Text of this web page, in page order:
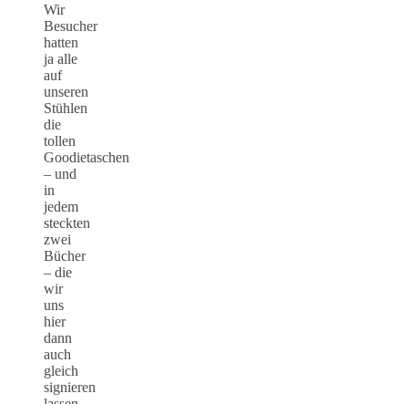
Wir
Besucher
hatten
ja alle
auf
unseren
Stühlen
die
tollen
Goodietaschen
– und
in
jedem
steckten
zwei
Bücher
– die
wir
uns
hier
dann
auch
gleich
signieren